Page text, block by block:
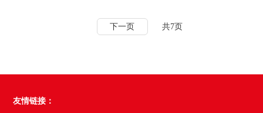
下一页 共7页
友情链接：